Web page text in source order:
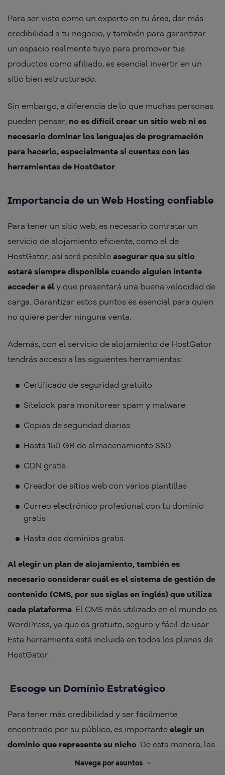
Para ser visto como un experto en tu área, dar más
credibilidad a tu negocio, y también para garantizar
un espacio realmente tuyo para promover tus
productos como afiliado, es esencial invertir en un
sitio bien estructurado.
Sin embargo, a diferencia de lo que muchas personas
pueden pensar, no es difícil crear un sitio web ni es
necesario dominar los lenguajes de programación
para hacerlo, especialmente si cuentas con las
herramientas de HostGator.
Importancia de un Web Hosting confiable
Para tener un sitio web, es necesario contratar un
servicio de alojamiento eficiente, como el de
HostGator, así será posible asegurar que su sitio
estará siempre disponible cuando alguien intente
acceder a ély que presentará una buena velocidad de
carga. Garantizar estos puntos es esencial para quien
no quiere perder ninguna venta.
Además, con el servicio de alojamiento de HostGator
tendrás acceso a las siguientes herramientas:
Certificado de seguridad gratuito
Sitelock para monitorear spam y malware
Copias de seguridad diarias
Hasta 150 GB de almacenamiento SSD
CDN gratis
Creador de sitios web con varios plantillas
Correo electrónico profesional con tu dominio
gratis
Hasta dos dominios gratis.
Al elegir un plan de alojamiento, también es
necesario considerar cuál es el sistema de gestión de
contenido (CMS, por sus siglas en inglés) que utiliza
cada plataforma. El CMS más utilizado en el mundo es
WordPress, ya que es gratuito, seguro y fácil de usar.
Esta herramienta está incluida en todos los planes de
HostGator.
Escoge un Domínio Estratégico
Para tener más credibilidad y ser fácilmente
encontrado por su público, es importante elegir un
dominio que represente su nicho. De esta manera, las
personas que busquen sobre un tema relacionado
Navega por asuntos